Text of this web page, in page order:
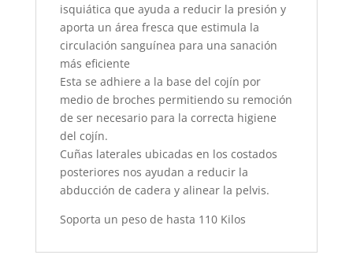
isquiática que ayuda a reducir la presión y
aporta un área fresca que estimula la
circulación sanguínea para una sanación
más eficiente
Esta se adhiere a la base del cojín por
medio de broches permitiendo su remoción
de ser necesario para la correcta higiene
del cojín.
Cuñas laterales ubicadas en los costados
posteriores nos ayudan a reducir la
abducción de cadera y alinear la pelvis.
Soporta un peso de hasta 110 Kilos